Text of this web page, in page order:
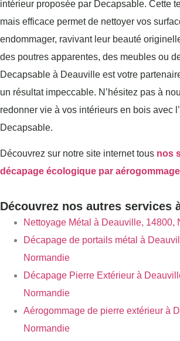
intérieur proposée par Decapsable. Cette
mais efficace permet de nettoyer vos
endommager, ravivant leur beauté
des poutres apparentes, des meubles ou
Decapsable à Deauville est votre
un résultat impeccable. N’hésitez pas à
redonner vie à vos intérieurs en bois avec
Decapsable.
Découvrez sur notre site internet tous nos
décapage écologique par aérogommage
Découvrez nos autres services
Nettoyage Métal à Deauville, 14800,
Décapage de portails métal à
Normandie
Décapage Pierre Extérieur à
Normandie
Aérogommage de pierre extérieur à
Normandie